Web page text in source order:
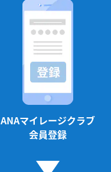
ANAマイレージクラブ
会員登録